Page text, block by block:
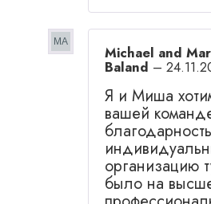
Michael and
Baland –
Я и Миша
вашей
организацию
было на